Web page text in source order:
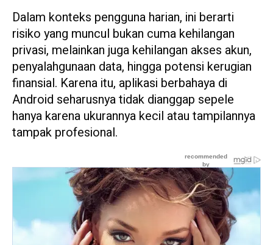
Dalam konteks pengguna harian, ini berarti
risiko yang muncul bukan cuma kehilangan
privasi, melainkan juga kehilangan akses akun,
penyalahgunaan data, hingga potensi kerugian
finansial. Karena itu, aplikasi berbahaya di
Android seharusnya tidak dianggap sepele
hanya karena ukurannya kecil atau tampilannya
tampak profesional.